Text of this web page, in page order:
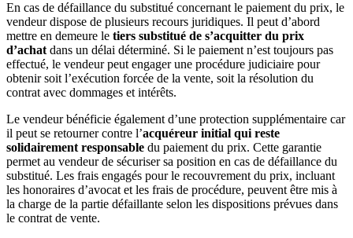
En cas de défaillance du substitué concernant le paiement du prix, le
vendeur dispose de plusieurs recours juridiques. Il peut d’abord
mettre en demeure le tiers substitué de s’acquitter du prix
d’achatdans un délai déterminé. Si le paiement n’est toujours pas
effectué, le vendeur peut engager une procédure judiciaire pour
obtenir soit l’exécution forcée de la vente, soit la résolution du
contrat avec dommages et intérêts.
Le vendeur bénéficie également d’une protection supplémentaire car
il peut se retourner contre l’acquéreur initial qui reste
solidairement responsable du paiement du prix. Cette garantie
permet au vendeur de sécuriser sa position en cas de défaillance du
substitué. Les frais engagés pour le recouvrement du prix, incluant
les honoraires d’avocat et les frais de procédure, peuvent être mis à
la charge de la partie défaillante selon les dispositions prévues dans
le contrat de vente.